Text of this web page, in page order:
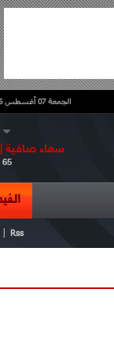
الجمعة 07 أغسطس 2026 21:22
سماء صافية
65
Rss